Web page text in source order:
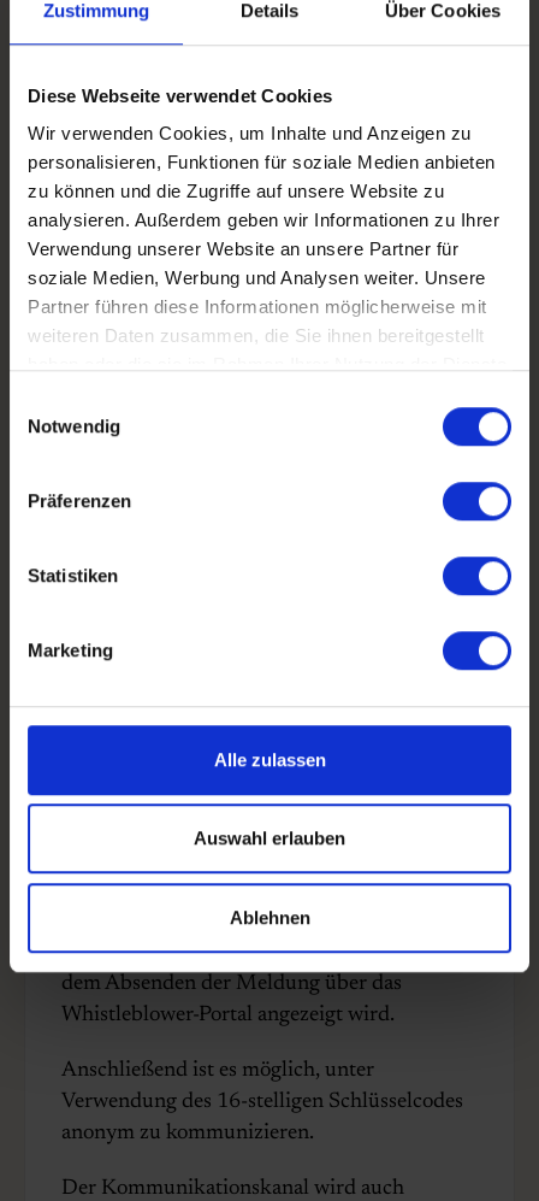
Zustimmung Details Über Cookies
Diese Webseite verwendet Cookies
Wir verwenden Cookies, um Inhalte und Anzeigen zu
personalisieren, Funktionen für soziale Medien anbieten
zu können und die Zugriffe auf unsere Website zu
analysieren. Außerdem geben wir Informationen zu Ihrer
Verwendung unserer Website an unsere Partner für
soziale Medien, Werbung und Analysen weiter. Unsere
Partner führen diese Informationen möglicherweise mit
weiteren Daten zusammen, die Sie ihnen bereitgestellt
Notwendig
Präferenzen
Statistiken
Marketing
Alle zulassen
Auswahl erlauben
Ablehnen
Konsequenzen nach sich ziehen.
Wie werden Meldungen bearbeitet?
Alle Informationen werden vertraulich und
diskret behandelt.
BDO Statsautoriseret revisionsaktieselskab
wurde von Hotel Faaborg Fjord A/S als
Datenverarbeiter beauftragt. BDO liefert und
verwaltet die technische Lösung für das
eingereichten Meldungen werden von
bei BDO bearbeitet, die die Meldungen
Geschäftsleitung von Hotel Faaborg Fjord
A/S weiterleiten. Wenn sich die Meldung auf
die Geschäftsleitung von Hotel Faaborg Fjord
A/S bezieht, wird sie an den
Fjord A/S weitergeleitet.
Wie werden gemeldete Fälle
Es ist möglich, anonym Meldung zu erstatten
– und gleichzeitig den Fall über einen 16-
stelligen Schlüsselcode zu verfolgen, der nach
dem Absenden der Meldung über das
Whistleblower-Portal angezeigt wird.
Anschließend ist es möglich, unter
Verwendung des 16-stelligen Schlüsselcodes
anonym zu kommunizieren.
Der Kommunikationskanal wird auch